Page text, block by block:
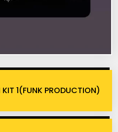
KIT 1(FUNK PRODUCTION)